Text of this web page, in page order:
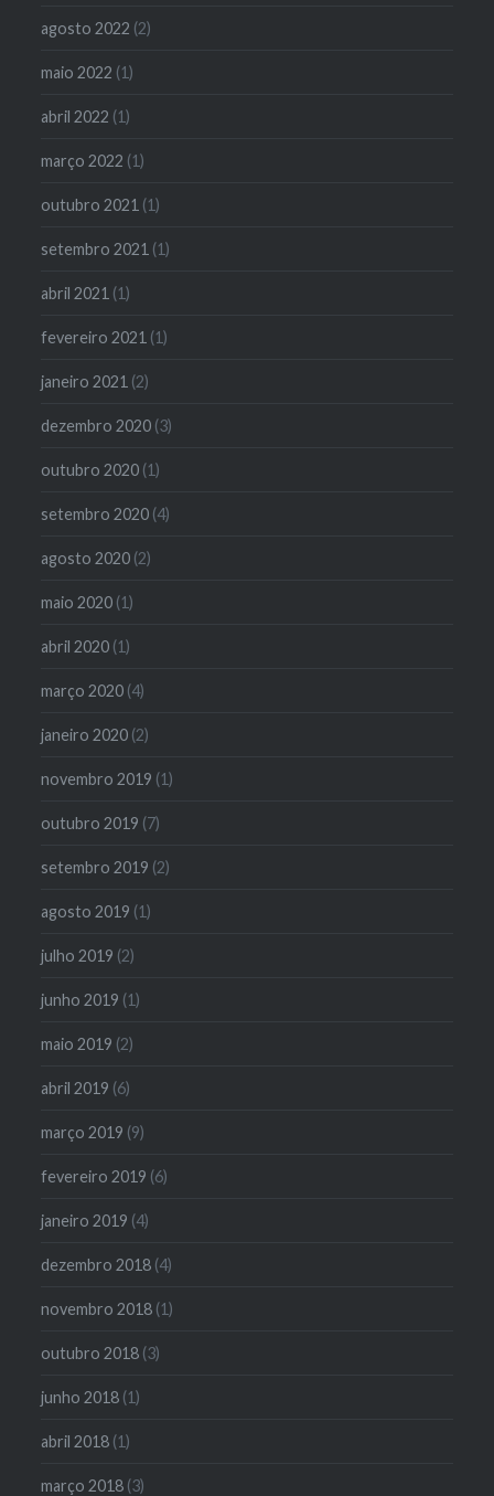
agosto 2022 (2)
maio 2022 (1)
abril 2022 (1)
março 2022 (1)
outubro 2021 (1)
setembro 2021 (1)
abril 2021 (1)
fevereiro 2021 (1)
janeiro 2021 (2)
dezembro 2020 (3)
outubro 2020 (1)
setembro 2020 (4)
agosto 2020 (2)
maio 2020 (1)
abril 2020 (1)
março 2020 (4)
janeiro 2020 (2)
novembro 2019 (1)
outubro 2019 (7)
setembro 2019 (2)
agosto 2019 (1)
julho 2019 (2)
junho 2019 (1)
maio 2019 (2)
abril 2019 (6)
março 2019 (9)
fevereiro 2019 (6)
janeiro 2019 (4)
dezembro 2018 (4)
novembro 2018 (1)
outubro 2018 (3)
junho 2018 (1)
abril 2018 (1)
março 2018 (3)